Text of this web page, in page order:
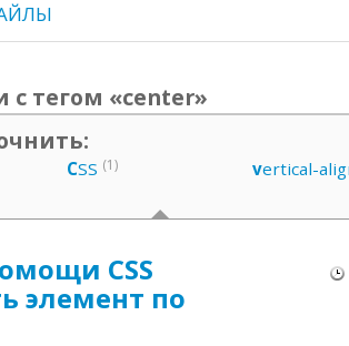
с тегом «center»
CSS (1) vertical-
CSS
элемент по